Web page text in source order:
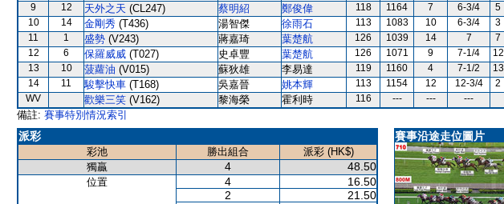
9
12 天外之天 (CL247) 蔡明紹 鄭俊偉 118 1164 7 6-3/4 5
10
14 金剛秀 (T436) 湯智傑 徐雨石 113 1083 10 6-3/4 3
11
1 盛勢 (V243) 蔣嘉琦 葉楚航 126 1039 14 7 7
12
6 保羅威威 (T027) 史卓豐 葉楚航 126 1071 9 7-1/4 12
13
10 菠蘿油 (V015) 蘇狄雄 李易達 119 1160 4 7-1/2 13
14
11 駿擊快車 (T168) 吳嘉晉 姚本輝 113 1154 12 12-3/4 2
WV
歡樂三笑 (V162) 黎海榮 霍利時 116 --- --- ---
備註: 賽事特別情況索引
派彩
彩池 勝出組合
派彩 (HK$)
獨贏
4 48.50
位置 4
16.50
2
21.50
賽事沿途走位圖片